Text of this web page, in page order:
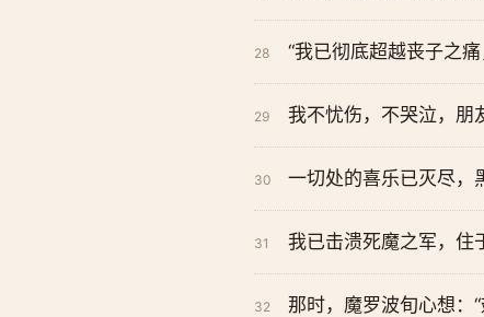
28 “我已彻底超越丧子之
29 我不忧伤，不哭泣，朋
30 一切处的喜乐已灭尽，
31 我已击溃死魔之军，住
32 那时，魔罗波旬心想：